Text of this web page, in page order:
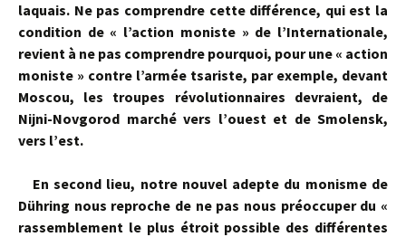
laquais. Ne pas comprendre cette différence, qui est la
condition de « l’action moniste » de l’Internationale,
revient à ne pas comprendre pourquoi, pour une « action
moniste » contre l’armée tsariste, par exemple, devant
Moscou, les troupes révolutionnaires devraient, de
Nijni-Novgorod marché vers l’ouest et de Smolensk,
vers l’est.
En second lieu, notre nouvel adepte du monisme de
Dühring nous re­proche de ne pas nous préoccuper du «
rassemblement le plus étroit pos­sible des différentes